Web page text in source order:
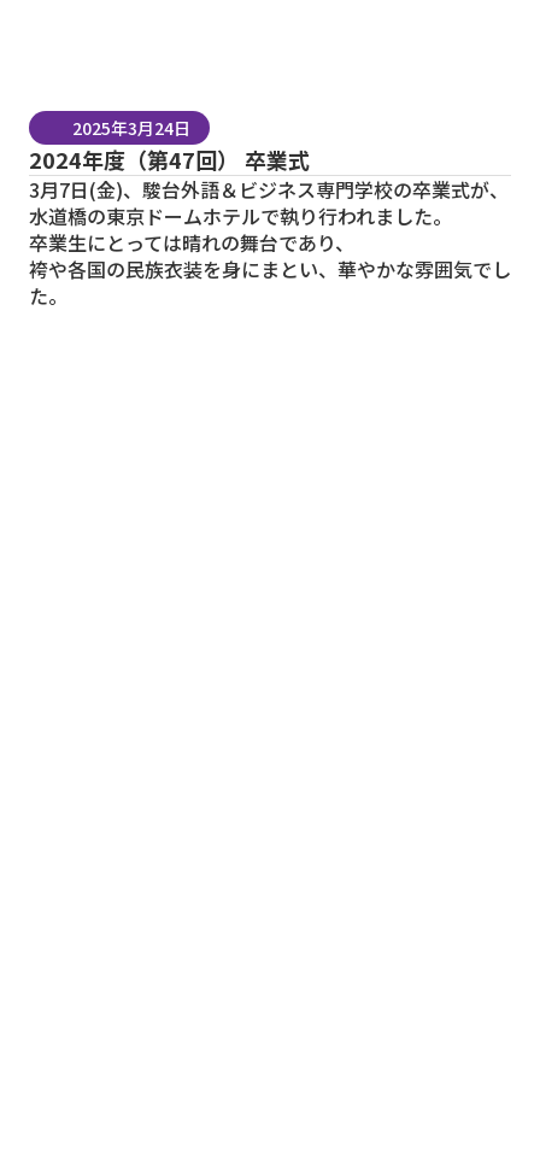
2025年3月24日
2024年度（第47回） 卒業式
3月7日(金)、駿台外語＆ビジネス専門学校の卒業式が、
水道橋の東京ドームホテルで執り行われました。
卒業生にとっては晴れの舞台であり、
袴や各国の民族衣装を身にまとい、華やかな雰囲気でし
た。